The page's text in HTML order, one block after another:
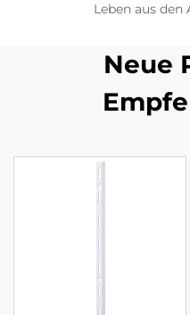
Leben aus den
Neue